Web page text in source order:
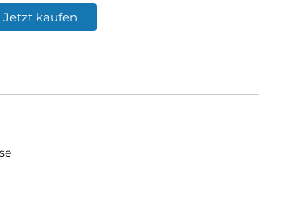
Jetzt kaufen